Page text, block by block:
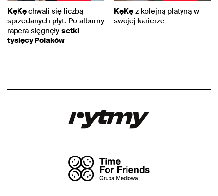
KęKęchwali się liczbą
sprzedanych płyt. Po albumy
rapera sięgnęły setki
tysięcy Polaków
KęKę z kolejną platyną w
swojej karierze